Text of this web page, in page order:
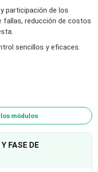
participación de los
fallas, reducción de costos
sencillos y eficaces.
módulos